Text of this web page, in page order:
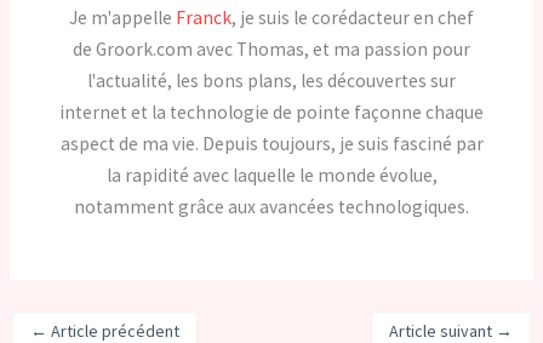
Je m'appelle Franck, je suis le corédacteur en chef
de Groork.com avec Thomas, et ma passion pour
l'actualité, les bons plans, les découvertes sur
internet et la technologie de pointe façonne chaque
aspect de ma vie. Depuis toujours, je suis fasciné par
la rapidité avec laquelle le monde évolue,
notamment grâce aux avancées technologiques.
← Article précédent Article suivant →